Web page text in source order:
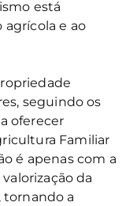
está
e ao
seguindo os
oferecer
Familiar
é apenas com a
da
tornando a